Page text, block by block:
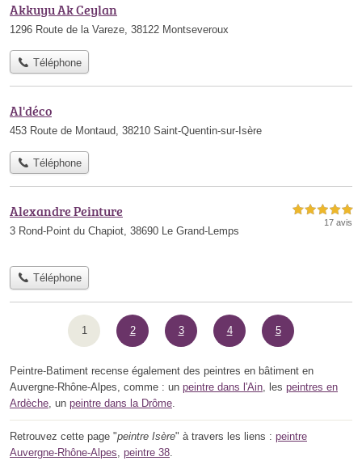
Akkuyu Ak Ceylan
1296 Route de la Vareze, 38122 Montseveroux
Téléphone
Al'déco
453 Route de Montaud, 38210 Saint-Quentin-sur-Isère
Téléphone
Alexandre Peinture
3 Rond-Point du Chapiot, 38690 Le Grand-Lemps
5,0 étoiles sur 5
17 avis
Téléphone
1 2 3 4 5
Peintre-Batiment recense également des peintres en bâtiment en
Auvergne-Rhône-Alpes, comme : un peintre dans l'Ain , les peintres en
Ardèche , un peintre dans la Drôme
Retrouvez cette page "peintre Isère" à travers les liens : peintre
Auvergne-Rhône-Alpes peintre 38